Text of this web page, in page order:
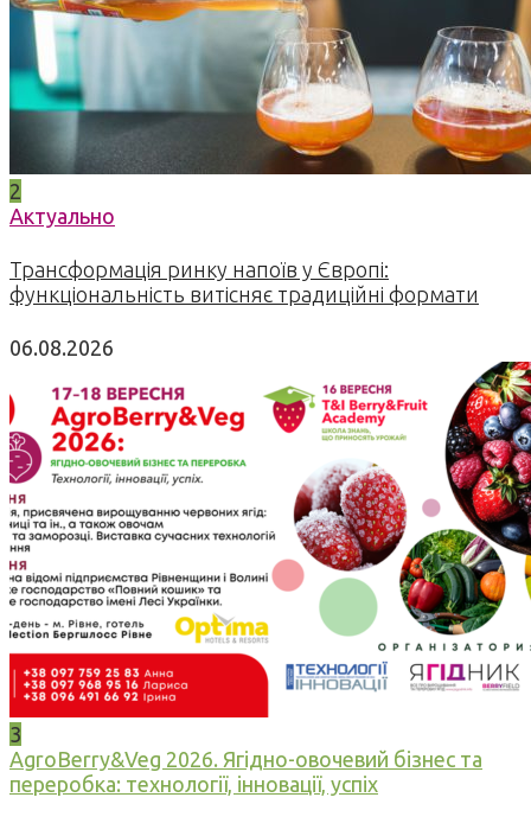
2
Актуально
Трансформація ринку напоїв у Європі:
функціональність витісняє традиційні формати
06.08.2026
3
AgroBerry&Veg 2026. Ягідно-овочевий бізнес та
переробка: технології, інновації, успіх